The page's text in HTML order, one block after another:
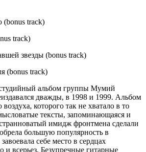
(bonus track)
track)
звезды (bonus track)
(bonus track)
альбом группы Мумий
дважды, в 1998 и 1999. Альбом
воздуха, которого так не хватало в то
тексты, запоминающаяся и
имидж фронтмена сделали
большую популярность в
себе место в сердцах
и всерьез. Безупречные гитарные